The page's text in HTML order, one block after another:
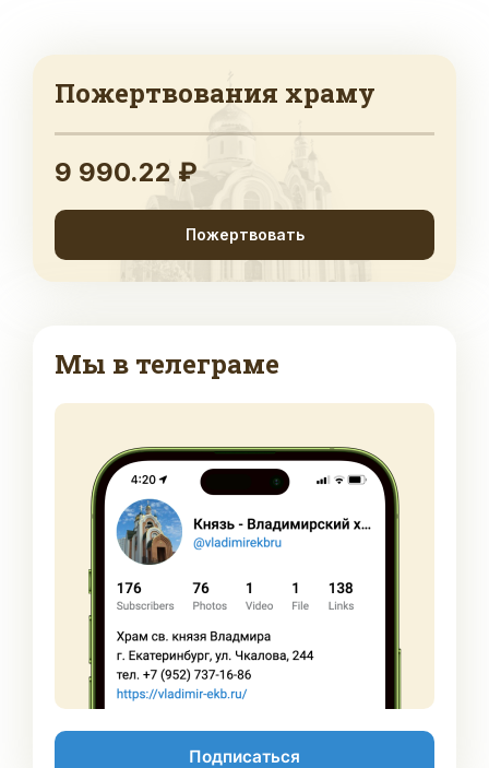
Пожертвования храму
9 990.22 ₽
Пожертвовать
Мы в телеграме
Подписаться